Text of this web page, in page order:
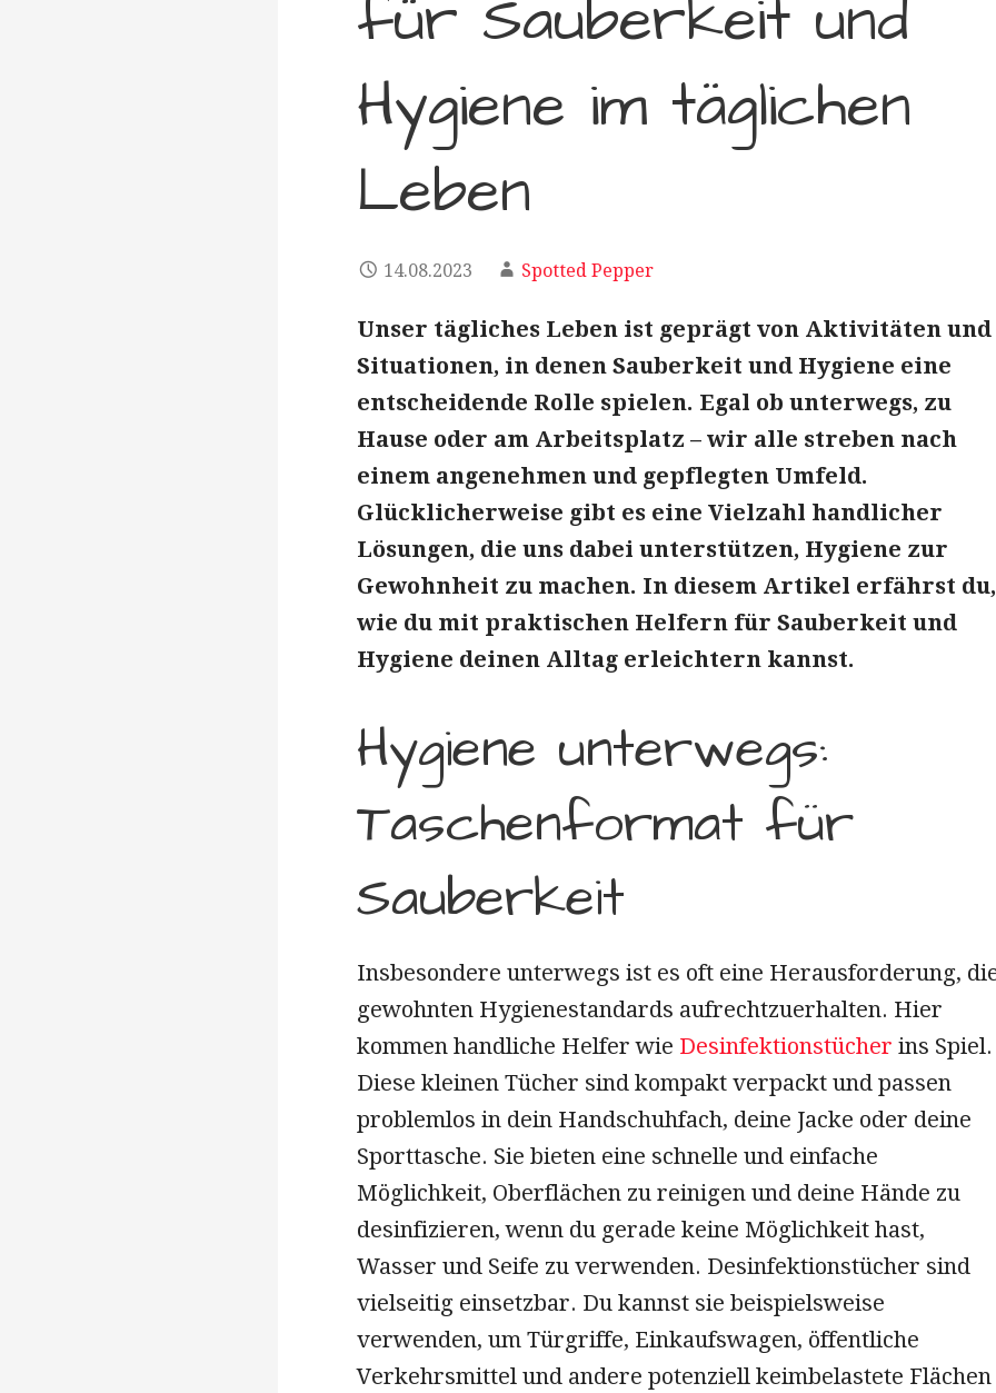
für Sauberkeit und
Hygiene im täglichen
Leben
14.08.2023 Spotted Pepper
Unser tägliches Leben ist geprägt von Aktivitäten und
Situationen, in denen Sauberkeit und Hygiene eine
entscheidende Rolle spielen. Egal ob unterwegs, zu
Hause oder am Arbeitsplatz – wir alle streben nach
einem angenehmen und gepflegten Umfeld.
Glücklicherweise gibt es eine Vielzahl handlicher
Lösungen, die uns dabei unterstützen, Hygiene zur
Gewohnheit zu machen. In diesem Artikel erfährst du,
wie du mit praktischen Helfern für Sauberkeit und
Hygiene deinen Alltag erleichtern kannst.
Hygiene unterwegs:
Taschenformat für
Sauberkeit
Insbesondere unterwegs ist es oft eine Herausforderung,
gewohnten Hygienestandards aufrechtzuerhalten. Hier
kommen handliche Helfer wie Desinfektionstücher ins Spiel.
Diese kleinen Tücher sind kompakt verpackt und passen
problemlos in dein Handschuhfach, deine Jacke oder deine
Sporttasche. Sie bieten eine schnelle und einfache
Möglichkeit, Oberflächen zu reinigen und deine Hände zu
desinfizieren, wenn du gerade keine Möglichkeit hast,
Wasser und Seife zu verwenden. Desinfektionstücher sind
vielseitig einsetzbar. Du kannst sie beispielsweise
verwenden, um Türgriffe, Einkaufswagen, öffentliche
Verkehrsmittel und andere potenziell keimbelastete Flächen